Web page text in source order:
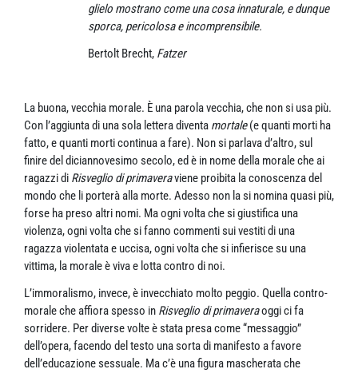
glielo mostrano come una cosa innaturale, e dunque
sporca, pericolosa e incomprensibile.
Bertolt Brecht, Fatzer
La buona, vecchia morale. È una parola vecchia, che non si usa più.
Con l’aggiunta di una sola lettera diventa mortale(e quanti morti ha
fatto, e quanti morti continua a fare). Non si parlava d’altro, sul
finire del diciannovesimo secolo, ed è in nome della morale che ai
ragazzi di Risveglio di primaveraviene proibita la conoscenza del
mondo che li porterà alla morte. Adesso non la si nomina quasi più,
forse ha preso altri nomi. Ma ogni volta che si giustifica una
violenza, ogni volta che si fanno commenti sui vestiti di una
ragazza violentata e uccisa, ogni volta che si infierisce su una
vittima, la morale è viva e lotta contro di noi.
L’immoralismo, invece, è invecchiato molto peggio. Quella contro-
morale che affiora spesso in Risveglio di primaveraoggi ci fa
sorridere. Per diverse volte è stata presa come “messaggio”
dell’opera, facendo del testo una sorta di manifesto a favore
dell’educazione sessuale. Ma c’è una figura mascherata che